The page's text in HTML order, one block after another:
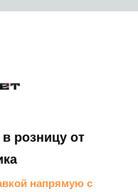
розницу от
напрямую с